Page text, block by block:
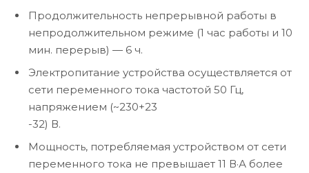
Продолжительность непрерывной работы в
непродолжительном режиме (1 час работы и 10
мин. перерыв) — 6 ч.
Электропитание устройства осуществляется от
сети переменного тока частотой 50 Гц,
напряжением (~230+23
-32) В.
Мощность, потребляемая устройством от сети
переменного тока не превышает 11 В·А более